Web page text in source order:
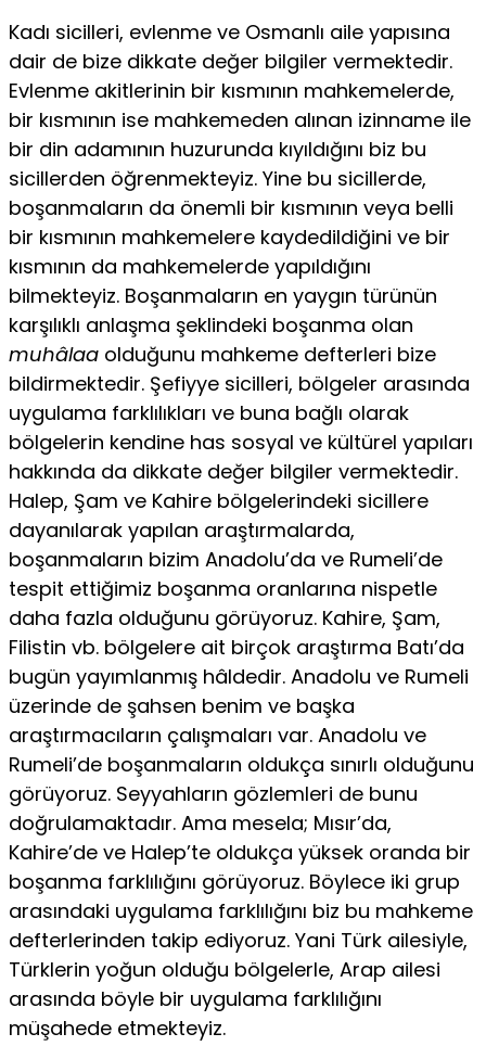
Kadı sicilleri, evlenme ve Osmanlı aile yapısına
dair de bize dikkate değer bilgiler vermektedir.
Evlenme akitlerinin bir kısmı­nın mahkemelerde,
bir kısmının ise mahkemeden alınan izinna­me ile
bir din adamının huzurunda kıyıldığını biz bu
sicillerden öğrenmekteyiz. Yine bu sicillerde,
boşanmaların da önemli bir kısmının veya belli
bir kısmının mahkemelere kaydedildiğini ve bir
kısmının da mahkemelerde yapıldığını
bilmekteyiz. Boşan­maların en yaygın türünün
karşılıklı anlaşma şeklindeki boşanma olan
muhâlaa olduğunu mahkeme defterleri bize
bildirmektedir. Şefiyye sicilleri, bölgeler arasında
uygulama farklılıkları ve bu­na bağlı olarak
bölgelerin kendine has sosyal ve kültürel yapıları
hakkında da dikkate değer bilgiler vermektedir.
Halep, Şam ve Kahire bölgelerindeki sicillere
dayanılarak yapılan araştırmalar­da,
boşanmaların bizim Anadolu’da ve Rumeli’de
tespit ettiğimiz boşanma oranlarına nispetle
daha fazla olduğunu görüyoruz. Kahire, Şam,
Filistin vb. bölgelere ait birçok araştırma Batı’da
bugün yayımlanmış hâldedir. Anadolu ve Rumeli
üzerinde de şahsen benim ve başka
araştırmacıların çalışmaları var. Anadolu ve
Rumeli’de boşanmaların oldukça sınırlı olduğunu
görüyoruz. Seyyahların gözlemleri de bunu
doğrulamaktadır. Ama mesela; Mısır’da,
Kahire’de ve Halep’te oldukça yüksek oranda bir
boşan­ma farklılığını görüyoruz. Böylece iki grup
arasındaki uygulama farklılığını biz bu mahkeme
defterlerinden takip ediyoruz. Yani Türk ailesiyle,
Türklerin yoğun olduğu bölgelerle, Arap ailesi
ara­sında böyle bir uygulama farklılığını
müşahede etmekteyiz.